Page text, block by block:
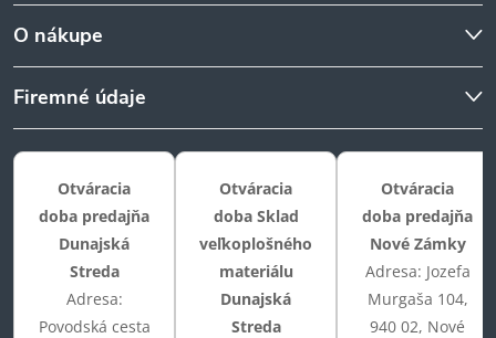
O nákupe
Firemné údaje
Otváracia
doba predajňa
Dunajská
Streda
Adresa:
Povodská cesta
Otváracia
doba Sklad
veľkoplošného
materiálu
Dunajská
Streda
Otváracia
doba predajňa
Nové Zámky
Adresa: Jozefa
Murgaša 104,
940 02, Nové